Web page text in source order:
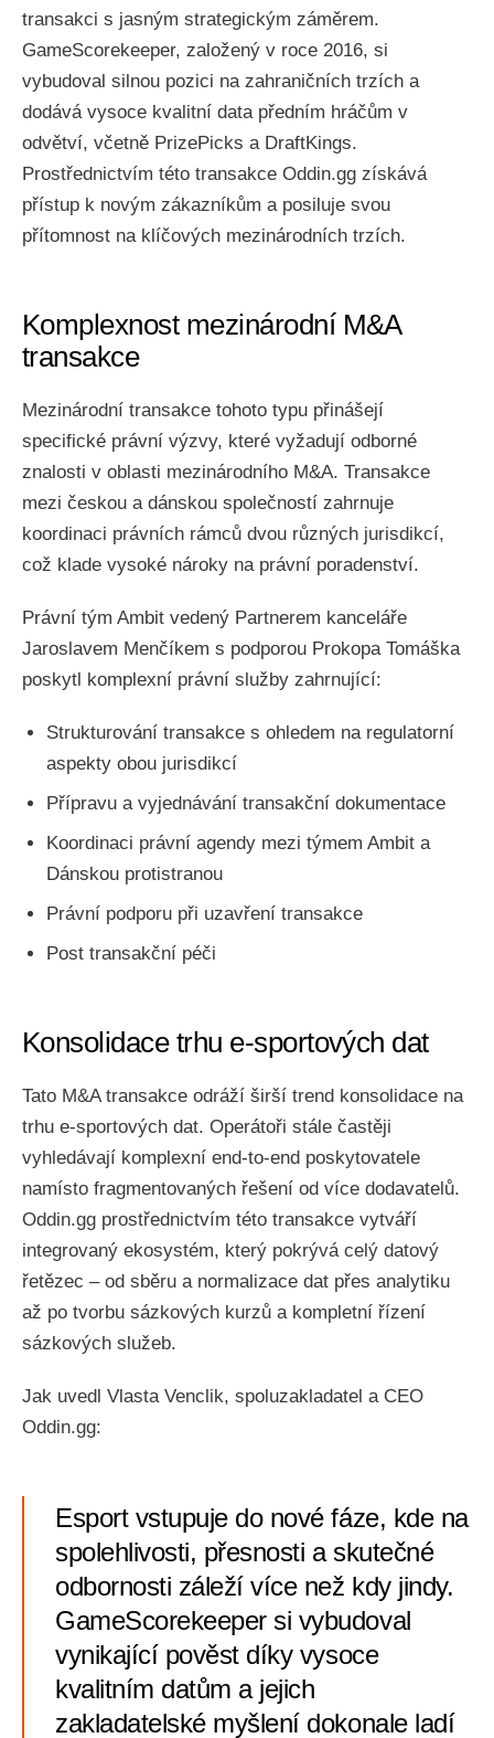
transakci s jasným strategickým záměrem.
GameScorekeeper, založený v roce 2016, si
vybudoval silnou pozici na zahraničních trzích a
dodává vysoce kvalitní data předním hráčům v
odvětví, včetně PrizePicks a DraftKings.
Prostřednictvím této transakce Oddin.gg získává
přístup k novým zákazníkům a posiluje svou
přítomnost na klíčových mezinárodních trzích.
Komplexnost mezinárodní M&A
transakce
Mezinárodní transakce tohoto typu přinášejí
specifické právní výzvy, které vyžadují odborné
znalosti v oblasti mezinárodního M&A. Transakce
mezi českou a dánskou společností zahrnuje
koordinaci právních rámců dvou různých jurisdikcí,
což klade vysoké nároky na právní poradenství.
Právní tým Ambit vedený Partnerem kanceláře
Jaroslavem Menčíkem s podporou Prokopa Tomáška
poskytl komplexní právní služby zahrnující:
Strukturování transakce s ohledem na regulatorní
aspekty obou jurisdikcí
Přípravu a vyjednávání transakční dokumentace
Koordinaci právní agendy mezi týmem Ambit a
Dánskou protistranou
Právní podporu při uzavření transakce
Post transakční péči
Konsolidace trhu e-sportových dat
Tato M&A transakce odráží širší trend konsolidace na
trhu e-sportových dat. Operátoři stále častěji
vyhledávají komplexní end-to-end poskytovatele
namísto fragmentovaných řešení od více dodavatelů.
Oddin.gg prostřednictvím této transakce vytváří
integrovaný ekosystém, který pokrývá celý datový
řetězec – od sběru a normalizace dat přes analytiku
až po tvorbu sázkových kurzů a kompletní řízení
sázkových služeb.
Jak uvedl Vlasta Venclik, spoluzakladatel a CEO
Oddin.gg:
Esport vstupuje do nové fáze, kde na
spolehlivosti, přesnosti a skutečné
odbornosti záleží více než kdy jindy.
GameScorekeeper si vybudoval
vynikající pověst díky vysoce
kvalitním datům a jejich
zakladatelské myšlení dokonale ladí